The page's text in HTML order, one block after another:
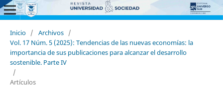
Inicio / Archivos /
Vol. 17 Núm. 5 (2025): Tendencias de las nuevas economías: la
importancia de sus publicaciones para alcanzar el desarrollo
sostenible. Parte IV
/
Artículos